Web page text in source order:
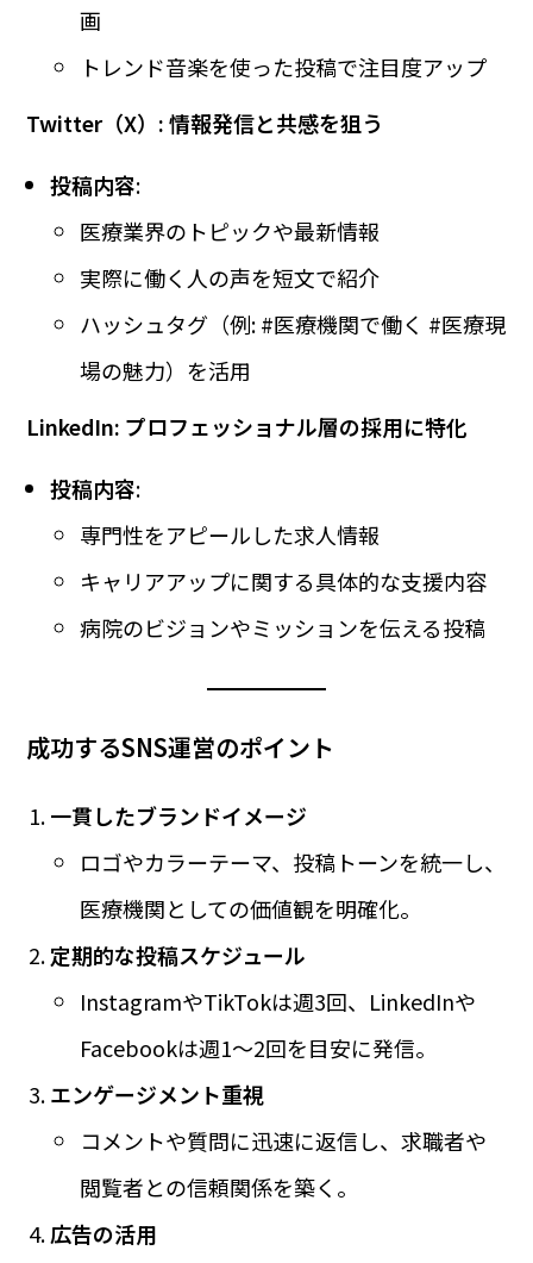
画
トレンド音楽を使った投稿で注目度アップ
Twitter（X）: 情報発信と共感を狙う
投稿内容:
医療業界のトピックや最新情報
実際に働く人の声を短文で紹介
ハッシュタグ（例: #医療機関で働く #医療現
場の魅力）を活用
LinkedIn: プロフェッショナル層の採用に特化
投稿内容:
専門性をアピールした求人情報
キャリアアップに関する具体的な支援内容
病院のビジョンやミッションを伝える投稿
成功するSNS運営のポイント
一貫したブランドイメージ
ロゴやカラーテーマ、投稿トーンを統一し、
医療機関としての価値観を明確化。
定期的な投稿スケジュール
InstagramやTikTokは週3回、LinkedInや
Facebookは週1～2回を目安に発信。
エンゲージメント重視
コメントや質問に迅速に返信し、求職者や
閲覧者との信頼関係を築く。
広告の活用